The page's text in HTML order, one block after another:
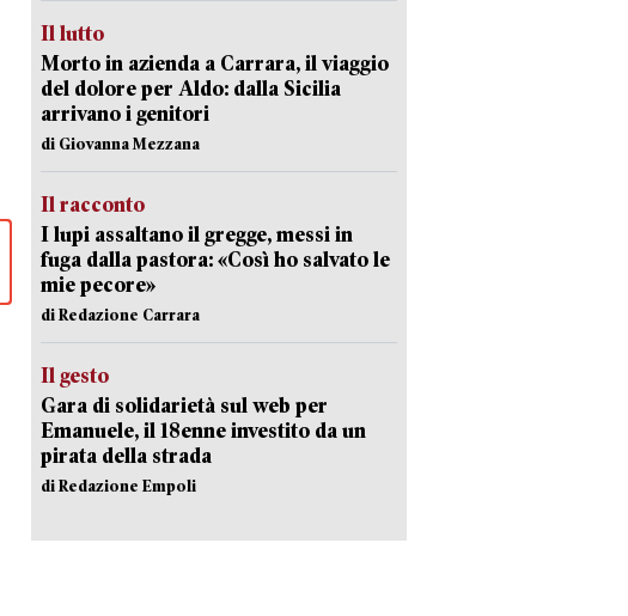
Il lutto
Morto in azienda a Carrara, il viaggio
del dolore per Aldo: dalla Sicilia
arrivano i genitori
di Giovanna Mezzana
Il racconto
I lupi assaltano il gregge, messi in
fuga dalla pastora: «Così ho salvato le
mie pecore»
di Redazione Carrara
Il gesto
Gara di solidarietà sul web per
Emanuele, il 18enne investito da un
pirata della strada
di Redazione Empoli